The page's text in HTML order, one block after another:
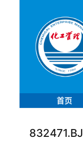
首页
832471.BJ